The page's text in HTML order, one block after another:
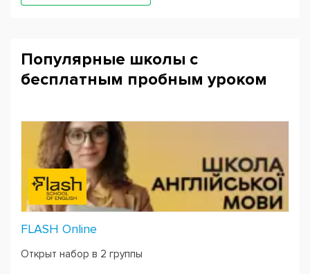
Популярные школы с
бесплатным пробным уроком
FLASH Online
Открыт набор в 2 группы